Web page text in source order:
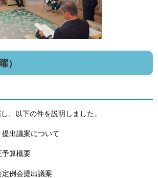
）
、以下の件を説明しました。
出議案について
予算概要
定例会提出議案